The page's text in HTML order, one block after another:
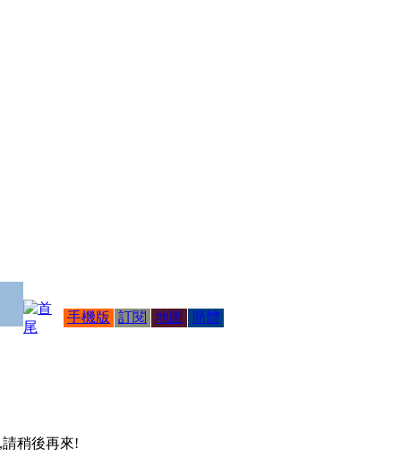
手機版 訂閱 地圖 簡體
稍後再來!